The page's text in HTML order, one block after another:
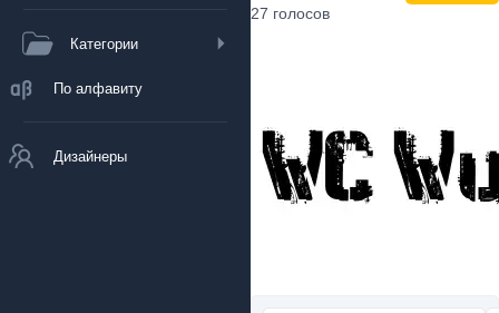
Категории
По алфавиту
Дизайнеры
27 голосов